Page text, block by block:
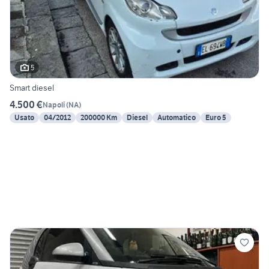
5
Smart diesel
4.500 €Napoli(NA)
Usato
04/2012 200000 Km Diesel Automatico Euro 5